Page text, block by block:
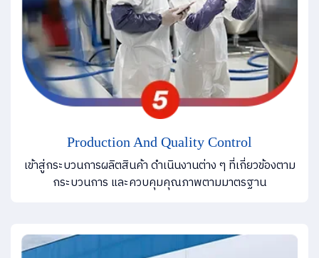
Production And Quality Control
เข้าสู่กระบวนการผลิตสินค้า ดำเนินงานต่าง ๆ ที่เกี่ยวข้องตาม
กระบวนการ และควบคุมคุณภาพตามมาตรฐาน